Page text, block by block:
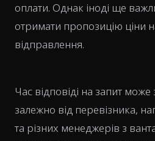
оплати. Однак іноді ще
отримати пропозицію ціни
відправлення.
Час відповіді на запит може
залежно від перевізника,
та різних менеджерів з